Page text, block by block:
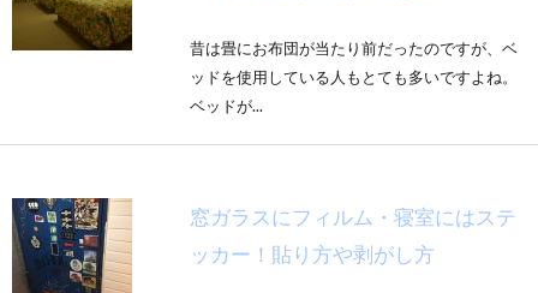
昔は畳にお布団が当たり前だったのですが、ベ
ッドを使用している人もとても多いですよね。
ベッドが...
窓ガラスにフィルム・寝室にはステ
ッカー！貼り方や剥がし方